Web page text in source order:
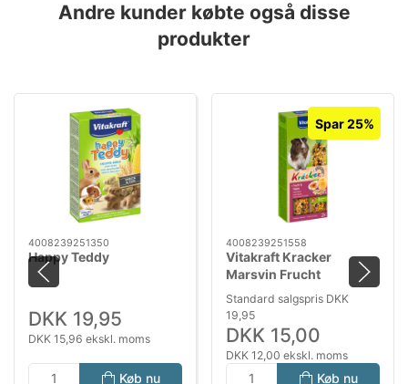
Andre kunder købte også disse
produkter
4008239251350
Happy Teddy
DKK 19,95
DKK 15,96 ekskl. moms
Køb nu
Spar 25%
4008239251558
Vitakraft Kracker
Marsvin Frucht
Standard salgspris DKK
19,95
DKK 15,00
DKK 12,00 ekskl. moms
Køb nu